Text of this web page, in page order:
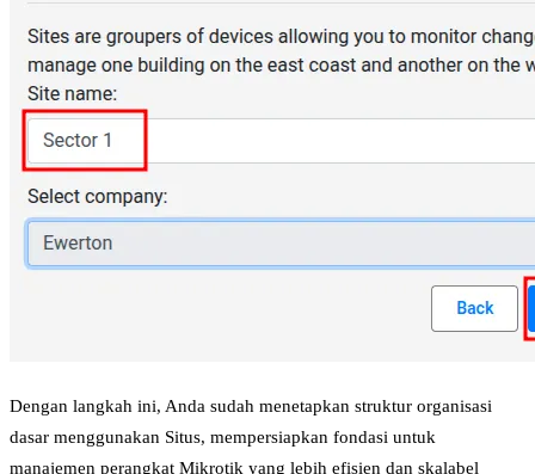
Dengan langkah ini, Anda sudah menetapkan struktur organisasi
dasar menggunakan Situs, mempersiapkan fondasi untuk
manajemen perangkat Mikrotik yang lebih efisien dan skalabel